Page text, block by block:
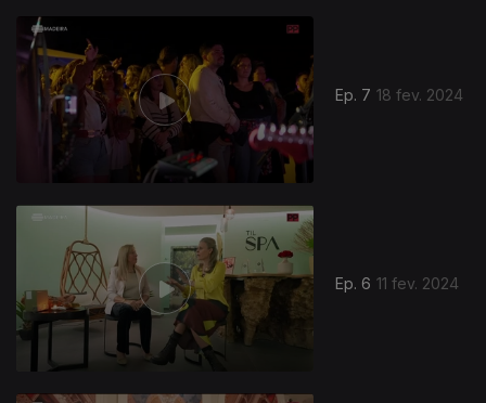
Ep. 7 18 fev. 2024
Ep. 6 11 fev. 2024